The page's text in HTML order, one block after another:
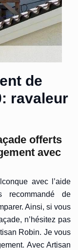
de
ravaleur
offerts
avec
avec l’aide
recommandé de
Ainsi, si vous
n’hésitez pas
Robin. Je vous
Avec Artisan